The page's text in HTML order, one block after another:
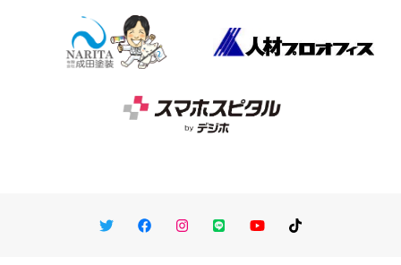
TwitterFacebookInstagram
LINE You TubeTikTok